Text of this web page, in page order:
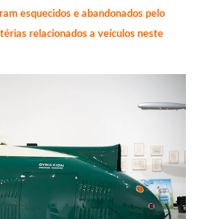
esquecidos e abandonados pelo
relacionados a veículos neste